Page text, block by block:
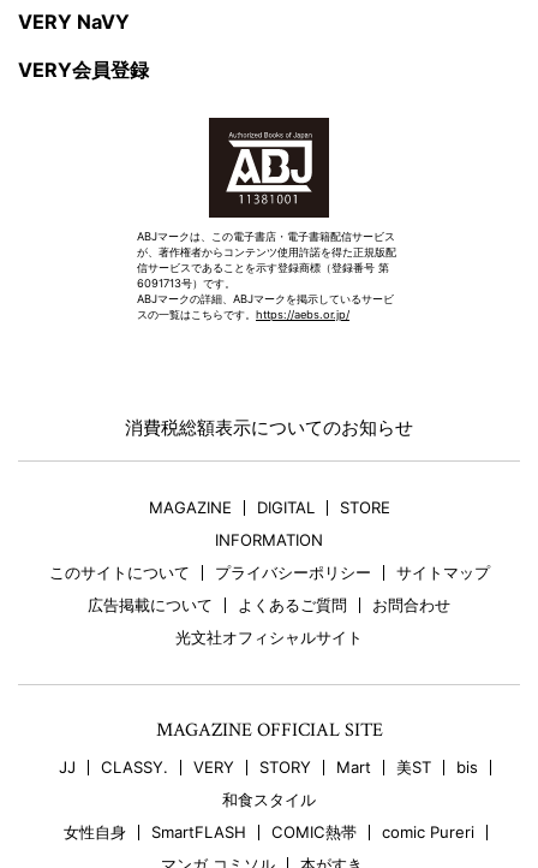
VERY NaVY
VERY会員登録
ABJマークは、この電子書店・電子書籍配信サービス
が、著作権者からコンテンツ使用許諾を得た正規版配
信サービスであることを示す登録商標（登録番号 第
6091713号）です。
ABJマークの詳細、ABJマークを掲示しているサービ
スの一覧はこちらです。 https://aebs.or.jp/
消費税総額表示についてのお知らせ
MAGAZINE DIGITAL
STORE
INFORMATION
このサイトについて
プライバシーポリシー
サイトマップ
広告掲載について
よくあるご質問
お問合わせ
光文社オフィシャルサイト
MAGAZINE OFFICIAL SITE
JJ CLASSY. VERY STORY Mart 美ST
bis
和食スタイル
女性自身
SmartFLASH COMIC熱帯
comic Pureri
マンガ コミソル
本がすき。